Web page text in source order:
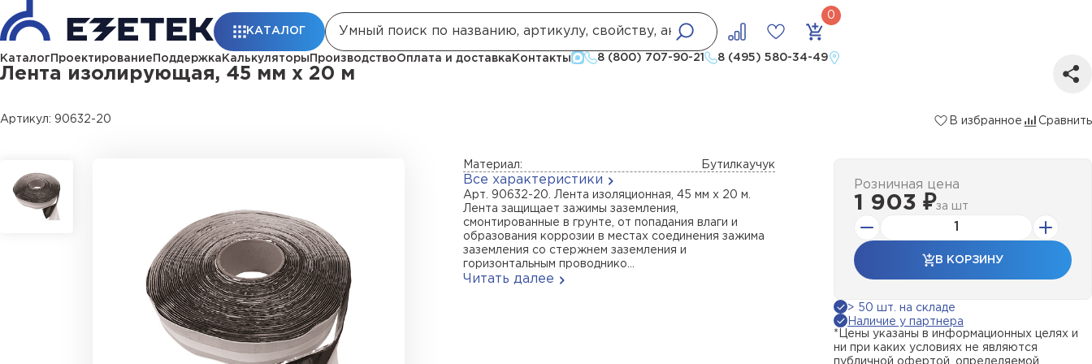
КАТАЛОГ
Каталог Проектирование Поддержка Калькуляторы ПроизводствоОплата и доставка Контакты 8 (800) 707-90-21 8 (495) 580-34-49
ГлавнаяКаталог Монтажные материалы Антикоррозионные лентыЛента изолирующая, 45 мм х 20 м
Лента изолирующая, 45 мм х 20 м
Артикул: 90632-20 В избранное Сравнить
Материал: Бутилкаучук
Все характеристики
Арт. 90632-20. Лента изоляционная, 45 мм х 20 м.
Лента защищает зажимы заземления,
смонтированные в грунте, от попадания влаги и
образования коррозии в местах соединения зажима
заземления со стержнем заземления и
горизонтальным проводнико...
Читать далее
Розничная цена
1 903 ₽за шт
В КОРЗИНУ
> 50 шт. на складе
Наличие у партнера
*Цены указаны в информационных целях и
ни при каких условиях не являются
публичной офертой, определяемой